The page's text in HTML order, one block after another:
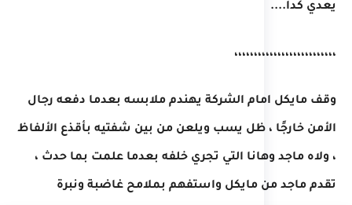
يعدي كدا....
،،،،،،،،،،،،،،،،،،،،،،،،،،
وقف مايكل امام الشركة يهندم ملابسه بعدما دفعه رجال
الأمن خارجًا ، ظل يسب ويلعن من بين شفتيه بأقذع الألفاظ
، ولاه ماجد وهانا التي تجري خلفه بعدما علمت بما حدث ،
تقدم ماجد من مايكل واستفهم بملامح غاضبة ونبرة